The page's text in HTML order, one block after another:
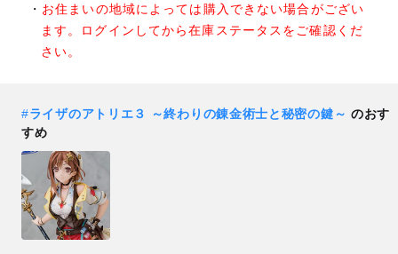
お住まいの地域によっては購入できない場合がござい
ます。ログインしてから在庫ステータスをご確認くだ
さい。
#ライザのアトリエ３ ～終わりの錬金術士と秘密の鍵～ のおす
すめ